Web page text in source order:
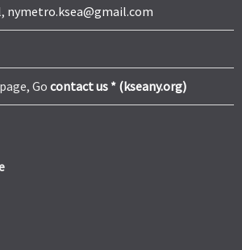
nymetro.ksea@gmail.com
Go contact us * (kseany.org)